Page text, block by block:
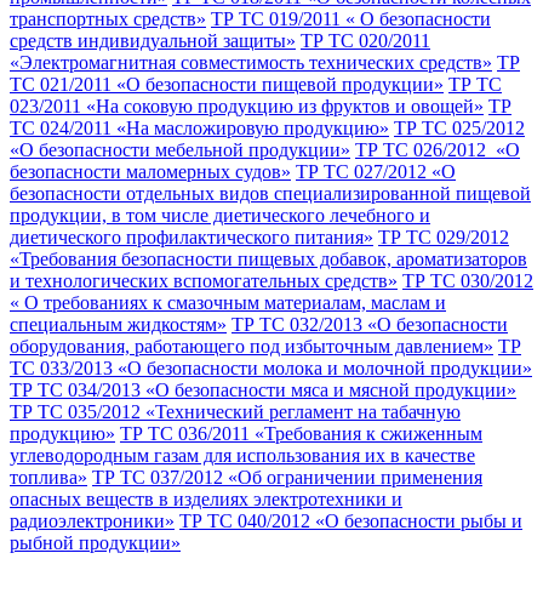
транспортных средств» ТР ТС 019/2011 « О безопасности
средств индивидуальной защиты» ТР ТС 020/2011
«Электромагнитная совместимость технических средств» ТР
ТС 021/2011 «О безопасности пищевой продукции» ТР ТС
023/2011 «На соковую продукцию из фруктов и овощей» ТР
ТС 024/2011 «На масложировую продукцию» ТР ТС 025/2012
«О безопасности мебельной продукции» ТР ТС 026/2012 «О
безопасности маломерных судов» ТР ТС 027/2012 «О
безопасности отдельных видов специализированной пищевой
продукции, в том числе диетического лечебного и
диетического профилактического питания» ТР ТС 029/2012
«Требования безопасности пищевых добавок, ароматизаторов
и технологических вспомогательных средств» ТР ТС 030/2012
« О требованиях к смазочным материалам, маслам и
специальным жидкостям» ТР ТС 032/2013 «О безопасности
оборудования, работающего под избыточным давлением» ТР
ТС 033/2013 «О безопасности молока и молочной продукции»
ТР ТС 034/2013 «О безопасности мяса и мясной продукции»
ТР ТС 035/2012 «Технический регламент на табачную
продукцию» ТР ТС 036/2011 «Требования к сжиженным
углеводородным газам для использования их в качестве
топлива» ТР ТС 037/2012 «Об ограничении применения
опасных веществ в изделиях электротехники и
радиоэлектроники» ТР ТС 040/2012 «О безопасности рыбы и
рыбной продукции»